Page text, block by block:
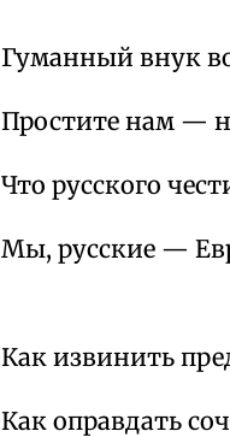
Гуманный внук
Простите нам —
Что русского
Мы, русские —
Как извинить
Как оправдать